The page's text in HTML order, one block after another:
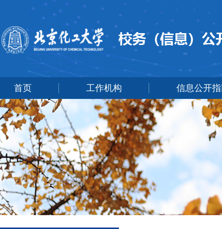
首页 工作机构 信息公开